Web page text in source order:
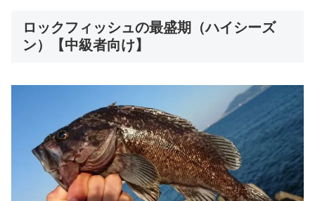
ロックフィッシュの最盛期（ハイシーズ
ン）【中級者向け】